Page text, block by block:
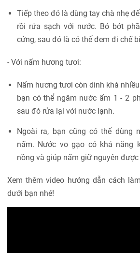
Tiếp theo đó là dùng tay chà nhẹ
rồi rửa sạch với nước. Bỏ bớt
cứng, sau đó là có thể đem đi chế
- Với nấm hương tươi:
Nấm hương tươi còn dính khá
bạn có thể ngâm nước ấm 1 - 2
sau đó rửa lại với nước lạnh.
Ngoài ra, bạn cũng có thể dùng
nấm. Nước vo gạo có khả năng
nồng và giúp nấm giữ nguyên
Xem thêm video hướng dẫn cách
dưới bạn nhé!